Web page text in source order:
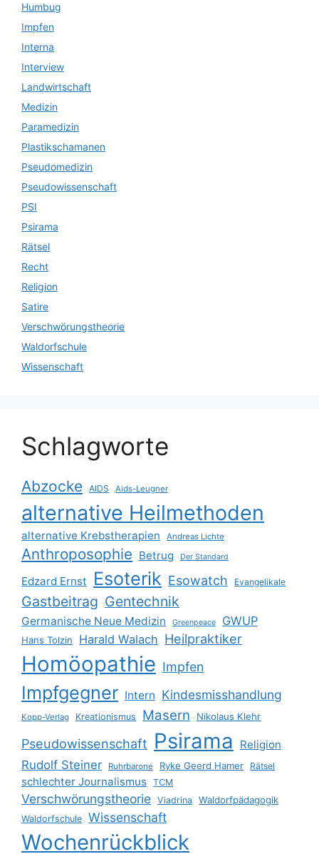
Humbug
Impfen
Interna
Interview
Landwirtschaft
Medizin
Paramedizin
Plastikschamanen
Pseudomedizin
Pseudowissenschaft
PSI
Psirama
Rätsel
Recht
Religion
Satire
Verschwörungstheorie
Waldorfschule
Wissenschaft
Schlagworte
Abzocke AIDS Aids-Leugner
alternative Heilmethoden
alternative Krebstherapien Andreas Lichte
Anthroposophie Betrug Der Standard
Edzard Ernst Esoterik Esowatch Evangelikale
Gastbeitrag Gentechnik
Germanische Neue Medizin Greenpeace GWUP
Hans Tolzin Harald Walach Heilpraktiker
Homöopathie Impfen
Impfgegner Intern Kindesmisshandlung
Kopp-Verlag Kreationismus Masern Nikolaus Klehr
Pseudowissenschaft Psirama Religion
Rudolf Steiner Ruhrbarone Ryke Geerd Hamer Rätsel
schlechter Journalismus TCM
Verschwörungstheorie Viadrina Waldorfpädagogik
Waldorfschule Wissenschaft
Wochenrückblick